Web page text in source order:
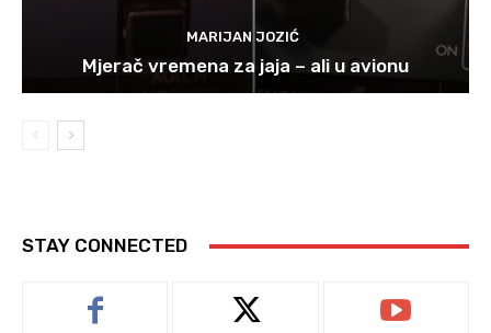
MARIJAN JOZIĆ
Mjerač vremena za jaja – ali u avionu
STAY CONNECTED